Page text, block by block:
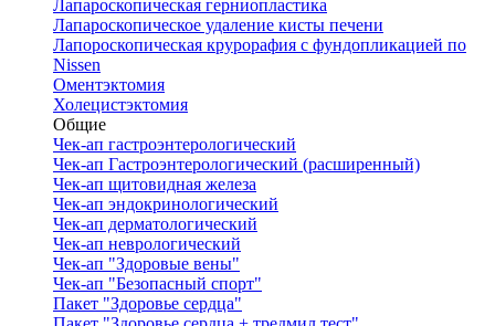
Лапароскопическая герниопластика
Лапароскопическое удаление кисты печени
Лапороскопическая крурорафия с фундопликацией по
Nissen
Оментэктомия
Холецистэктомия
Общие
Чек-ап гастроэнтерологический
Чек-ап Гастроэнтерологический (расширенный)
Чек-ап щитовидная железа
Чек-ап эндокринологический
Чек-ап дерматологический
Чек-ап неврологический
Чек-ап "Здоровые вены"
Чек-ап "Безопасный спорт"
Пакет "Здоровье сердца"